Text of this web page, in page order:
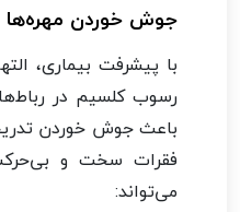
جوش خوردن مهره‌ها
با پیشرفت بیماری،
رسوب کلسیم در
باعث جوش خوردن
فقرات سخت و
می‌تواند: